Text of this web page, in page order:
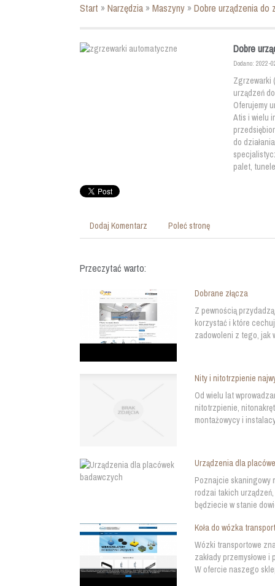
Start »Narzędzia »Maszyny »Dobre urządzenia do
Dobre
Dodano: 2022-
Zgrzewarki
urządzeń
Oferujemy
Atis i wielu
do
palet,
Dodaj Komentarz Poleć stronę
Przeczytać warto:
Dobrane złącza
Z pewnością
korzystać i które
zadowoleni z tego, jak
Nity i nitotrzpienie
Od wielu lat
nitotrzpienie,
montażowycy i
Urządzenia dla
Poznajcie skaningowy
rodzai takich
będziecie w stanie
Koła do wózka
Wózki transportowe
zakłady przemysłowe
W ofercie naszego